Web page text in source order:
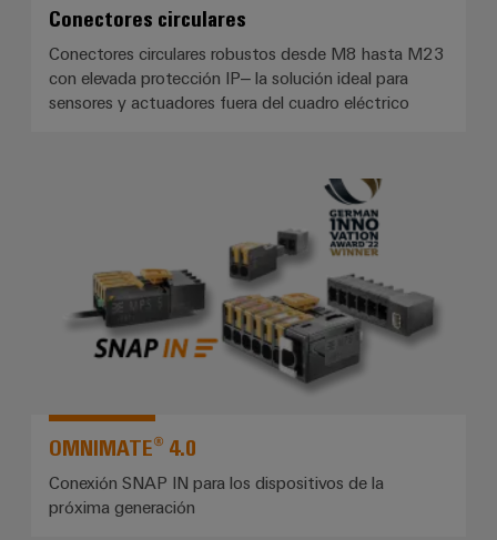
Conectores circulares
Conectores circulares robustos desde M8 hasta M23
con elevada protección IP– la solución ideal para
sensores y actuadores fuera del cuadro eléctrico
*OMNIMATE® 4.0*
OMNIMATE® 4.0
Conexión SNAP IN para los dispositivos de la
próxima generación